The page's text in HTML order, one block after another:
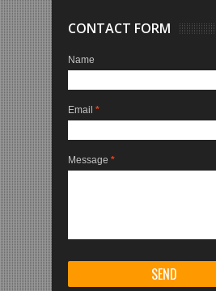
CONTACT FORM
Name
Email *
Message *